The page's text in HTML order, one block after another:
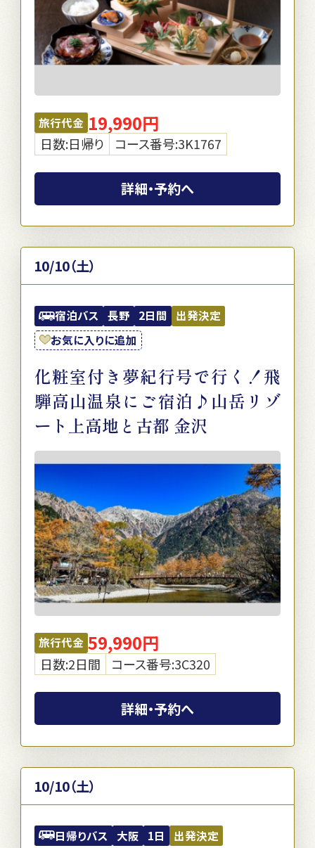
旅行代金 19,990円
日数:日帰り コース番号:3K1767
詳細・予約へ
10/10（土）
宿泊バス 長野 2日間
出発決定
お気に入りに追加
化粧室付き夢紀行号で行く！飛
騨高山温泉にご宿泊♪山岳リゾ
ート上高地と古都 金沢
旅行代金 59,990円
日数:2日間 コース番号:3C320
詳細・予約へ
10/10（土）
日帰りバス 大阪 1日
出発決定